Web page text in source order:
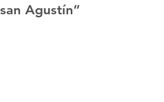
san Agustín”